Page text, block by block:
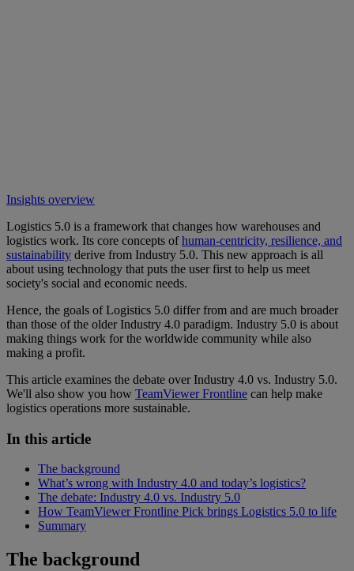
Insights overview
Logistics 5.0 is a framework that changes how warehouses and
logistics work. Its core concepts ofhuman-centricity, resilience, and
sustainability derive from Industry 5.0. This new approach is all
about using technology that puts the user first to help us meet
society's social and economic needs.
Hence, the goals of Logistics 5.0 differ from and are much broader
than those of the older Industry 4.0 paradigm. Industry 5.0 is about
making things work for the worldwide community while also
making a profit.
This article examines the debate over Industry 4.0 vs. Industry 5.0.
We'll also show you how TeamViewer Frontline can help make
logistics operations more sustainable.
In this article
The background
What’s wrong with Industry 4.0 and today’s logistics?
The debate: Industry 4.0 vs. Industry 5.0
How TeamViewer Frontline Pick brings Logistics 5.0 to life
Summary
The background